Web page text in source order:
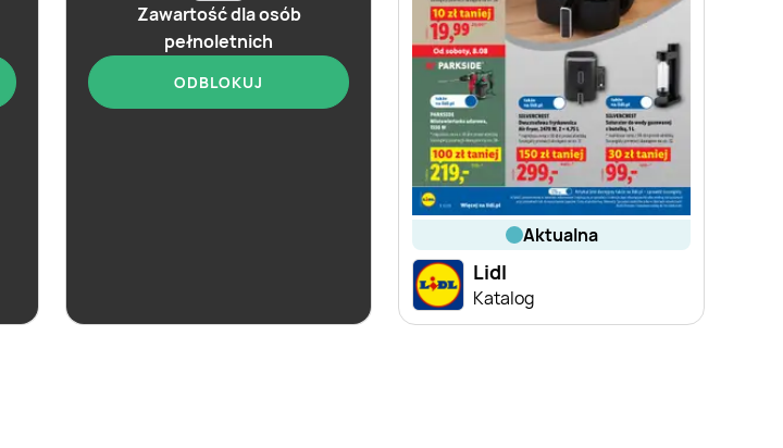
Zawartość dla osób
pełnoletnich
ODBLOKUJ
aktualna
Lidl
Katalog